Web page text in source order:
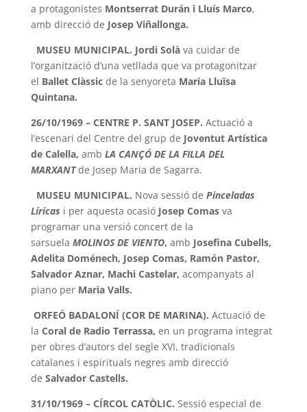
a protagonistes Montserrat Durán i Lluís Marco,
amb direcció de Josep Viñallonga.
MUSEU MUNICIPAL. Jordi Solà va cuidar de
l’organització d’una vetllada que va protagonitzar
el Ballet Clàssicde la senyoreta Maria Lluïsa
Quintana.
26/10/1969 – CENTRE P. SANT JOSEP. Actuació a
l’escenari del Centre del grup de Joventut Artística
de Calella, amb LA CANÇÓ DE LA FILLA DEL
MARXANT de Josep Maria de Sagarra.
MUSEU MUNICIPAL. Nova sessió de Pinceladas
Líricas i per aquesta ocasióJosep Comas va
programar una versió concert de la
sarsuela MOLINOS DE VIENTO, amb Josefina Cubells,
Adelita Doménech, Josep Comas, Ramón Pastor,
Salvador Aznar, Machi Castelar, acompanyats al
piano perMaria Valls.
ORFEÓ BADALONÍ (COR DE MARINA). Actuació de
la Coral de Radio Terrassa, en un programa integrat
per obres d’autors del segle XVI, tradicionals
catalanes i espirituals negres amb direcció
de Salvador Castells.
31/10/1969 – CÍRCOL CATÒLIC. Sessió especial de